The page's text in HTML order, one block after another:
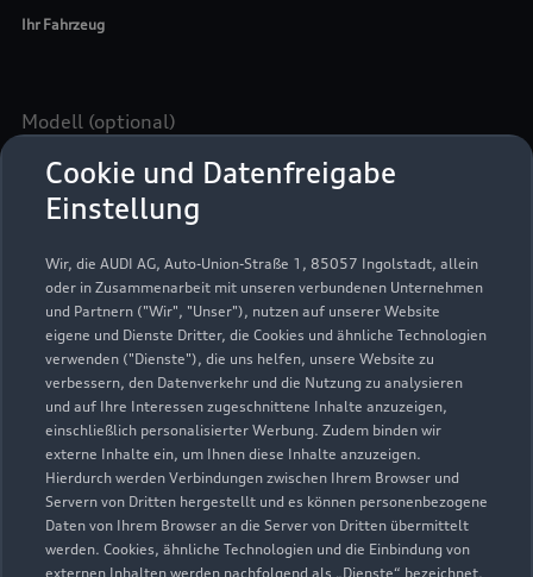
Cookie und Datenfreigabe
Einstellung
Wir, die AUDI AG, Auto-Union-Straße 1, 85057 Ingolstadt, allein
oder in Zusammenarbeit mit unseren verbundenen Unternehmen
und Partnern ("Wir", "Unser"), nutzen auf unserer Website
eigene und Dienste Dritter, die Cookies und ähnliche Technologien
verwenden ("Dienste"), die uns helfen, unsere Website zu
verbessern, den Datenverkehr und die Nutzung zu analysieren
und auf Ihre Interessen zugeschnittene Inhalte anzuzeigen,
einschließlich personalisierter Werbung. Zudem binden wir
externe Inhalte ein, um Ihnen diese Inhalte anzuzeigen.
Hierdurch werden Verbindungen zwischen Ihrem Browser und
Servern von Dritten hergestellt und es können personenbezogene
Daten von Ihrem Browser an die Server von Dritten übermittelt
werden. Cookies, ähnliche Technologien und die Einbindung von
externen Inhalten werden nachfolgend als „Dienste“ bezeichnet.